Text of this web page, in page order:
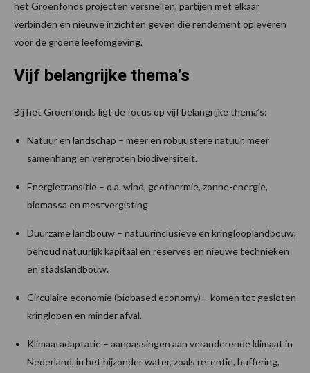
het Groenfonds projecten versnellen, partijen met elkaar
verbinden en nieuwe inzichten geven die rendement opleveren
voor de groene leefomgeving.
Vijf belangrijke thema’s
Bij het Groenfonds ligt de focus op vijf belangrijke thema’s:
Natuur en landschap – meer en robuustere natuur, meer
samenhang en vergroten biodiversiteit.
Energietransitie – o.a. wind, geothermie, zonne-energie,
biomassa en mestvergisting
Duurzame landbouw – natuurinclusieve en kringlooplandbouw,
behoud natuurlijk kapitaal en reserves en nieuwe technieken
en stadslandbouw.
Circulaire economie (biobased economy) – komen tot gesloten
kringlopen en minder afval.
Klimaatadaptatie – aanpassingen aan veranderende klimaat in
Nederland, in het bijzonder water, zoals retentie, buffering,